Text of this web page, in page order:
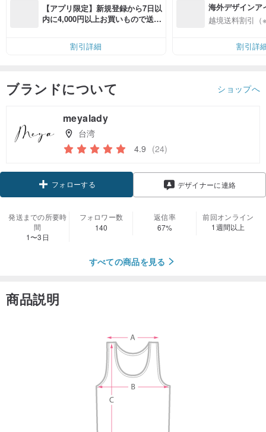
【アプリ限定】新規登録から7日以
内に4,000円以上お買いもので送料
割引詳細
海外デザインア
入
越境送料割引（
割引詳
ブランドについて ショップへ
meyalady
台湾
4.9 (24)
フォローする デザイナーに連絡
発送までの所要時
間
1〜3日
フォロワー数
140
返信率
67%
前回オンライン
1週間以上
すべての商品を見る
商品説明